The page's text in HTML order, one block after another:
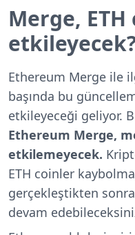
Merge,
Ethereum Merge ile
başında bu
etkileyeceği geliyor.
Ethereum Merge,
etkilemeyecek.
ETH coinler
gerçekleştikten
devam